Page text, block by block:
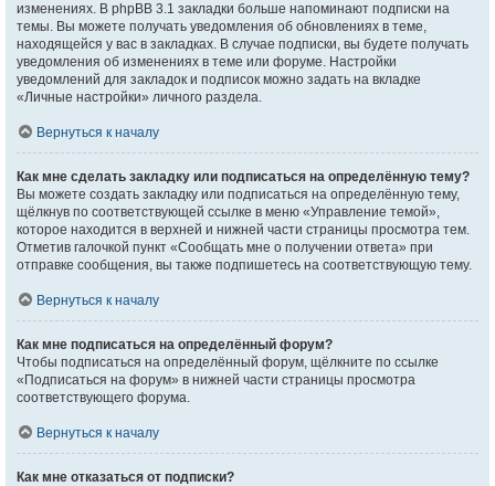
изменениях. В phpBB 3.1 закладки больше напоминают подписки на
темы. Вы можете получать уведомления об обновлениях в теме,
находящейся у вас в закладках. В случае подписки, вы будете получать
уведомления об изменениях в теме или форуме. Настройки
уведомлений для закладок и подписок можно задать на вкладке
«Личные настройки» личного раздела.
Вернуться к началу
Как мне сделать закладку или подписаться на определённую тему?
Вы можете создать закладку или подписаться на определённую тему,
щёлкнув по соответствующей ссылке в меню «Управление темой»,
которое находится в верхней и нижней части страницы просмотра тем.
Отметив галочкой пункт «Сообщать мне о получении ответа» при
отправке сообщения, вы также подпишетесь на соответствующую тему.
Вернуться к началу
Как мне подписаться на определённый форум?
Чтобы подписаться на определённый форум, щёлкните по ссылке
«Подписаться на форум» в нижней части страницы просмотра
соответствующего форума.
Вернуться к началу
Как мне отказаться от подписки?